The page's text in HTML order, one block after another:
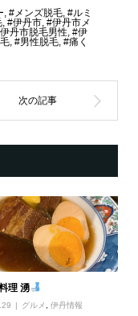
#メンズ脱毛, #ルミ
, #伊丹市, #伊丹市メ
丹市脱毛男性, #伊
, #男性脱毛, #痛く
理 湧
グルメ ,伊丹情報